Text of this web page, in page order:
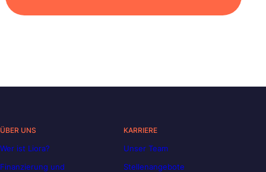
ÜBER UNS
Wer ist Liora?
Finanzierung und
KARRIERE
Unser Team
Stellenangebote